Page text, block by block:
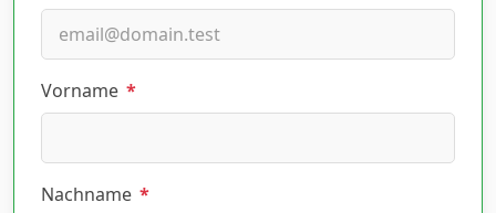
Vorname *
Nachname *